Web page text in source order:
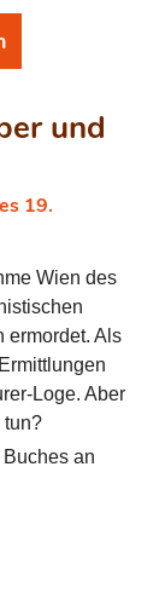
und
19.
Wien des
ermordet. Als
Loge. Aber
tun?
an